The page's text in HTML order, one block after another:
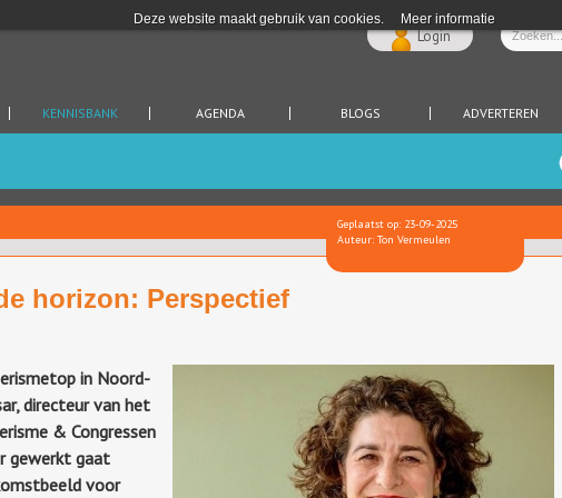
Deze website maakt gebruik van cookies. Meer informatie
Login
KENNISBANK AGENDA BLOGS ADVERTEREN
Geplaatst op: 23-09-2025
Auteur: Ton Vermeulen
horizon: Perspectief
in Noord-
directeur van het
& Congressen
gewerkt gaat
voor